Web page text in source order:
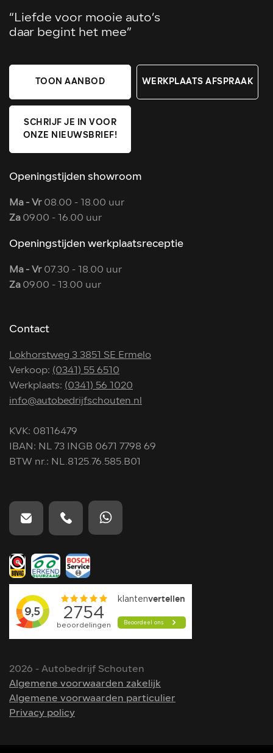
“Liefde voor mooie auto’s
daar begint het mee”
TOON AANBOD WERKPLAATS AFSPRAAK
SCHRIJF JE IN VOOR
ONZE NIEUWSBRIEF!
Openingstijden showroom
Ma - Vr 08.00 - 18.00 uur
Za 09.00 - 16.00 uur
Openingstijden werkplaatsreceptie
Ma - Vr 07.30 - 18.00 uur
Za 09.00 - 13.00 uur
Contact
Lokhorstweg 3 3851 SE Ermelo
Verkoop: (0341) 55 6510
Werkplaats: (0341) 56 1020
info@autobedrijfschouten.nl
KVK: 08116479
IBAN: NL 73 INGB 0671 7798 69
BTW nr.: NL.8125.76.585.B01
2026 - Autobedrijf Schouten
Algemene voorwaarden zakelijk
Algemene voorwaarden particulier
Privacy policy